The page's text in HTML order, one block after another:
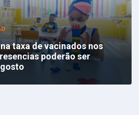
taxa de vacinados nos
poderão ser